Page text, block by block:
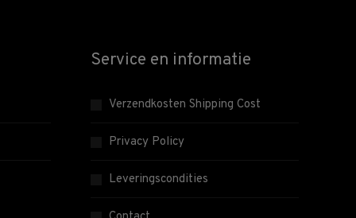
Service en informatie
Verzendkosten Shipping Cost
Privacy Policy
Leveringscondities